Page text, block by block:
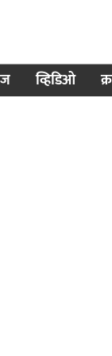
व्हिडिओ